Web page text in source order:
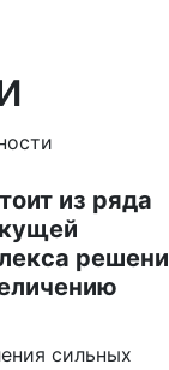
из ряда
сильных